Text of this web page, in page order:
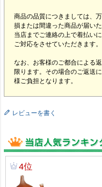
商品の品質につきましては、
損または間違った商品が届い
当店までご連絡の上で着払い
ご対応をさせていただきます。
なお、お客様のご都合による
限ります。その場合のご返送
様ご負担となります。
レビューを書く